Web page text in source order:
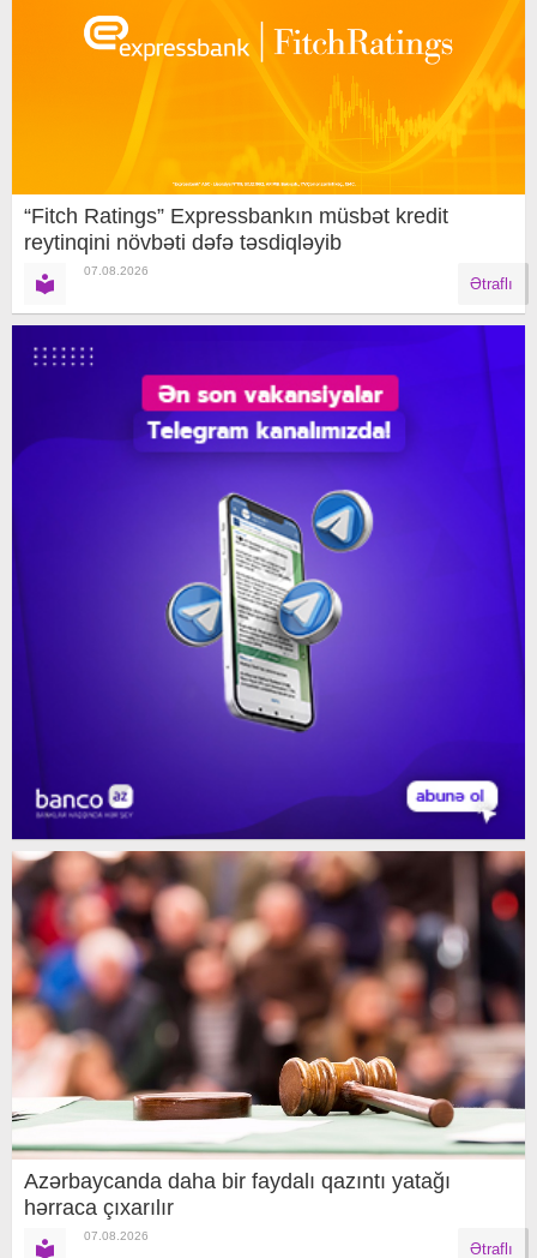
“Fitch Ratings” Expressbankın müsbət kredit
reytinqini növbəti dəfə təsdiqləyib
07.08.2026
Ətraflı
Azərbaycanda daha bir faydalı qazıntı yatağı
hərraca çıxarılır
07.08.2026
Ətraflı